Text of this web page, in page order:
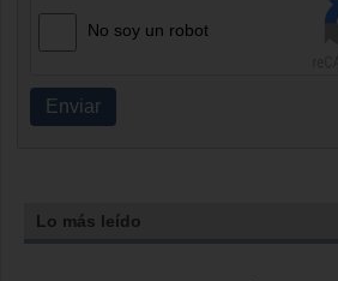
No soy un robot
Enviar
Lo más leído